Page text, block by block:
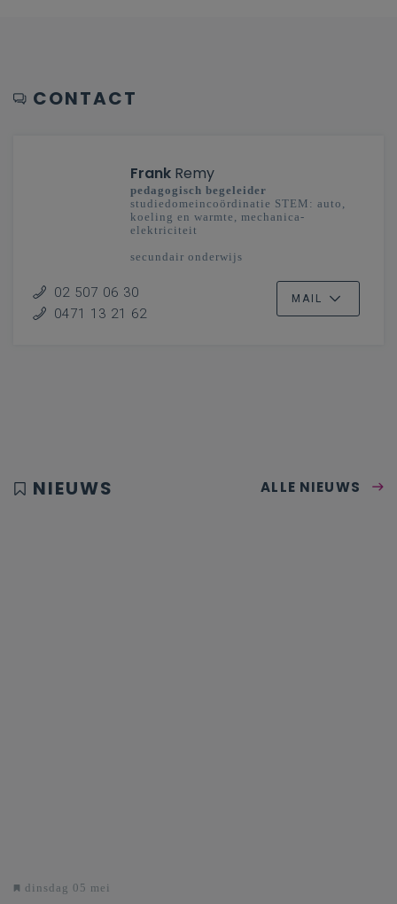
CONTACT
Frank Remy
pedagogisch begeleider
studiedomeincoördinatie STEM: auto,
koeling en warmte, mechanica-
elektriciteit
secundair onderwijs
02 507 06 30
0471 13 21 62
MAIL
NIEUWS ALLE NIEUWS
dinsdag 05 mei